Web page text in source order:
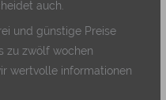
auch.
und günstige Preise
zu zwölf wochen
wertvolle informationen